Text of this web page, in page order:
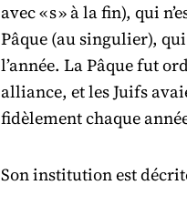
avec « s » à la fin), qui
Pâque (au singulier),
l’année. La Pâque fut
alliance, et les Juifs
fidèlement chaque
Son institution est